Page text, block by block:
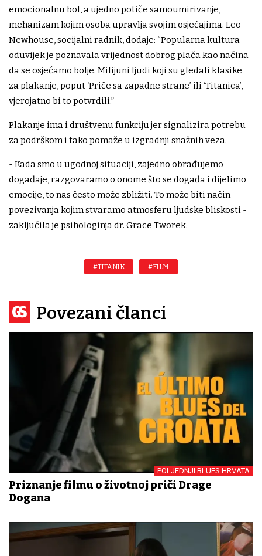
emocionalnu bol, a ujedno potiče samoumirivanje,
mehanizam kojim osoba upravlja svojim osjećajima. Leo
Newhouse, socijalni radnik, dodaje: “Popularna kultura
oduvijek je poznavala vrijednost dobrog plača kao načina
da se osjećamo bolje. Milijuni ljudi koji su gledali klasike
za plakanje, poput ‘Priče sa zapadne strane’ ili ‘Titanica’,
vjerojatno bi to potvrdili.”
Plakanje ima i društvenu funkciju jer signalizira potrebu
za podrškom i tako pomaže u izgradnji snažnih veza.
- Kada smo u ugodnoj situaciji, zajedno obrađujemo
događaje, razgovaramo o onome što se događa i dijelimo
emocije, to nas često može zbližiti. To može biti način
povezivanja kojim stvaramo atmosferu ljudske bliskosti -
zaključila je psihologinja dr. Grace Tworek.
#TITANIK #FILM
Povezani članci
POLJEDNJI BLUES HRVATA
Priznanje filmu o životnoj priči Drage
Dogana